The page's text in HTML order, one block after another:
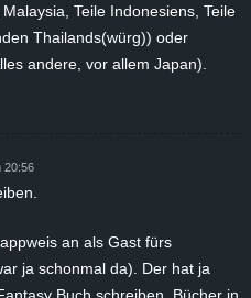
Teile Indonesiens, Teile
Thailands(würg)) oder
andere, vor allem Japan).
20:56
an als Gast fürs
ja schonmal da). Der hat ja